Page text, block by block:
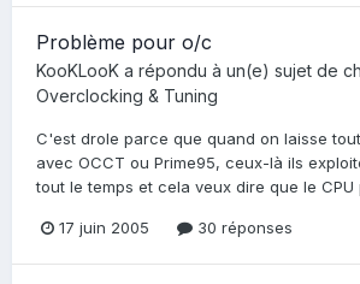
Problème pour o/c
KooKLooK a répondu à un(e) sujet de
Overclocking & Tuning
C'est drole parce que quand on laisse
avec OCCT ou Prime95, ceux-là ils
tout le temps et cela veux dire que le CPU
17 juin 2005 30 réponses